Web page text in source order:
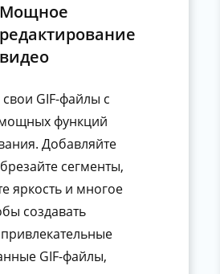
Мощное
редактирование
видео
GIF-файлы с
функций
Добавляйте
сегменты,
яркость и многое
создавать
GIF-файлы,